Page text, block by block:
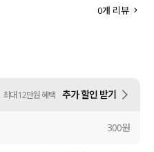
0개 리뷰
최대 12만원 혜택 추가 할인 받기
300원